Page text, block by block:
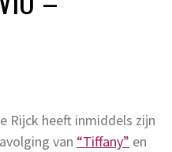
Rijck heeft inmiddels zijn
van “Tiffany” en